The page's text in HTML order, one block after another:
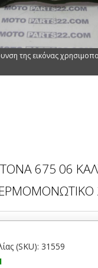
της εικόνας
675 06
(SKU): 31559